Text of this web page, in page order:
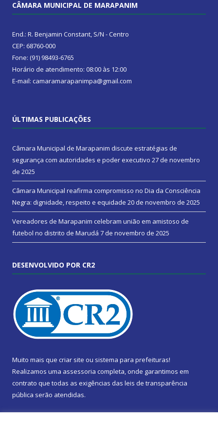
CÂMARA MUNICIPAL DE MARAPANIM
End.: R. Benjamin Constant, S/N - Centro
CEP: 68760-000
Fone: (91) 98493-6765
Horário de atendimento: 08:00 às 12:00
E-mail: camaramarapanimpa@gmail.com
ÚLTIMAS PUBLICAÇÕES
Câmara Municipal de Marapanim discute estratégias de
segurança com autoridades e poder executivo 27 de novembro
de 2025
Câmara Municipal reafirma compromisso no Dia da Consciência
Negra: dignidade, respeito e equidade 20 de novembro de 2025
Vereadores de Marapanim celebram união em amistoso de
futebol no distrito de Marudá 7 de novembro de 2025
DESENVOLVIDO POR CR2
Muito mais que criar site ou sistema para prefeituras!
Realizamos uma assessoria completa, onde garantimos em
contrato que todas as exigências das leis de transparência
pública serão atendidas.